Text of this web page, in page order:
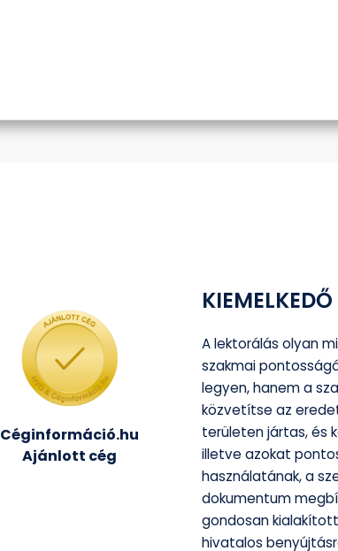
Céginformáció.hu
Ajánlott cég
A lektorálás olyan
szakmai
legyen, hanem a
közvetítse az
területen jártas, és
illetve azokat
használatának, a
dokumentum
gondosan
hivatalos